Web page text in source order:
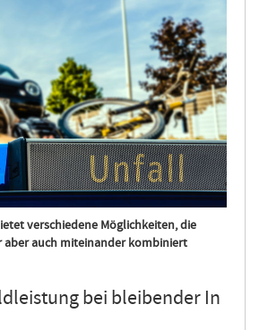
verschiedene Möglichkeiten, die
aber auch miteinander kombiniert
bei bleibender In